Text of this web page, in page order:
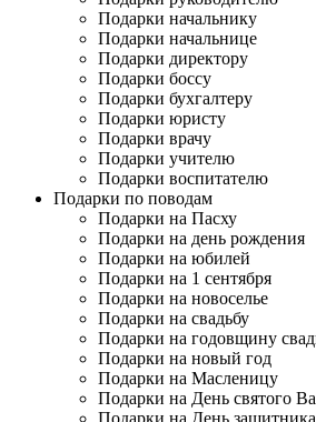
Подарки начальнику
Подарки начальнице
Подарки директору
Подарки боссу
Подарки бухгалтеру
Подарки юристу
Подарки врачу
Подарки учителю
Подарки воспитателю
Подарки по поводам
Подарки на Пасху
Подарки на день рождения
Подарки на юбилей
Подарки на 1 сентября
Подарки на новоселье
Подарки на свадьбу
Подарки на годовщину
Подарки на новый год
Подарки на Масленицу
Подарки на День святого
Подарки на День защитника